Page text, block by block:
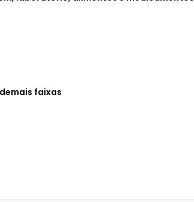
demais faixas